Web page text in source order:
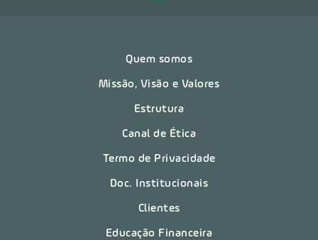
Quem somos
Missão, Visão e Valores
Estrutura
Canal de Ética
Termo de Privacidade
Doc. Institucionais
Clientes
Educação Financeira